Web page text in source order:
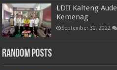
LDII Kalteng
Kemenag
September 30, 2022
Random Posts